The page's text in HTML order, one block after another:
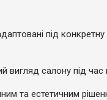
під
салону під час
та естетичним